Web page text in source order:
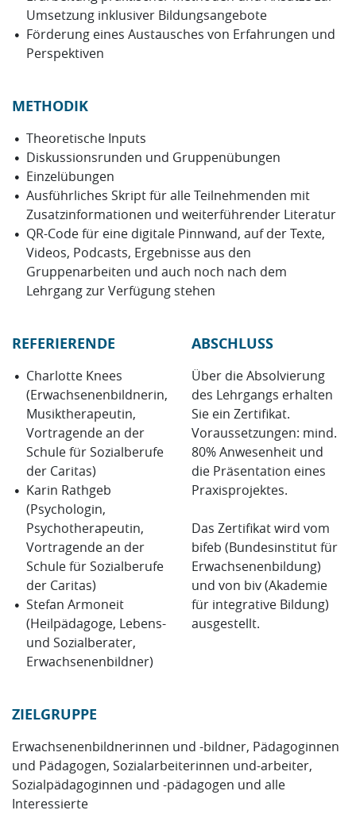
Umsetzung inklusiver Bildungsangebote
Förderung eines Austausches von Erfahrungen und
Perspektiven
METHODIK
Theoretische Inputs
Diskussionsrunden und Gruppenübungen
Einzelübungen
Ausführliches Skript für alle Teilnehmenden mit
Zusatzinformationen und weiterführender Literatur
QR-Code für eine digitale Pinnwand, auf der Texte,
Videos, Podcasts, Ergebnisse aus den
Gruppenarbeiten und auch noch nach dem
Lehrgang zur Verfügung stehen
REFERIERENDE
Charlotte Knees
(Erwachsenenbildnerin,
Musiktherapeutin,
Vortragende an der
Schule für Sozialberufe
der Caritas)
Karin Rathgeb
(Psychologin,
Psychotherapeutin,
Vortragende an der
Schule für Sozialberufe
der Caritas)
Stefan Armoneit
(Heilpädagoge, Lebens-
und Sozialberater,
Erwachsenenbildner)
ABSCHLUSS
Über die Absolvierung
des Lehrgangs erhalten
Sie ein Zertifikat.
Voraussetzungen: mind.
80% Anwesenheit und
die Präsentation eines
Praxisprojektes.
Das Zertifikat wird vom
bifeb (Bundesinstitut für
Erwachsenenbildung)
und von biv (Akademie
für integrative Bildung)
ausgestellt.
ZIELGRUPPE
Erwachsenenbildnerinnen und -bildner, Pädagoginnen
und Pädagogen, Sozialarbeiterinnen und-arbeiter,
Sozialpädagoginnen und -pädagogen und alle
Interessierte